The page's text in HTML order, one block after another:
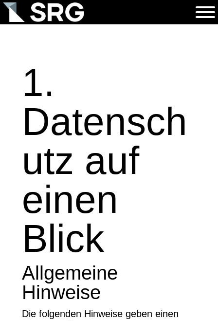
1.
Datensch
utz auf
einen
Blick
Allgemeine
Hinweise
Die folgenden Hinweise geben einen